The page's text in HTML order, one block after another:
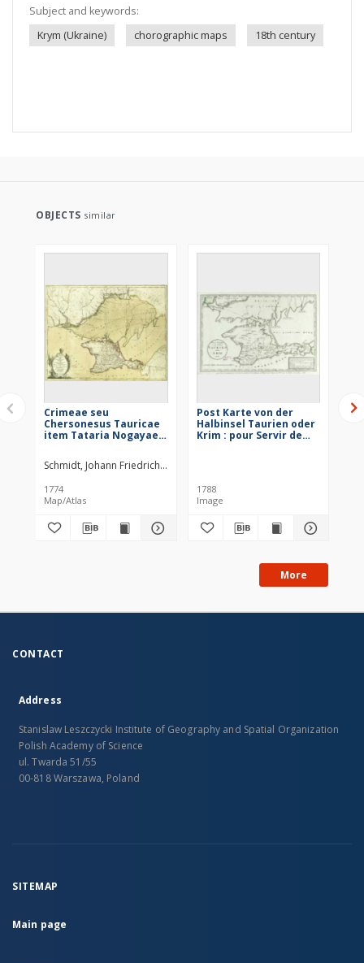
Subject and keywords:
Krym (Ukraine)
chorographic maps 18th century
OBJECTS similar
Crimeae seu
Chersonesus Tauricae
item Tataria Nogayae
Geographica
Schmidt, Johann Friedrich (fl. 1730-1785)
1774
Map/Atlas
Post Karte von der
Halbinsel Taurien oder
Krim : pour Servir de
de 1787 entre la Rußie
et les Turcs
1788
Image
More
CONTACT
Address
Stanislaw Leszczycki Institute of Geography and Spatial Organization
Polish Academy of Science
ul. Twarda 51/55
00-818 Warszawa, Poland
SITEMAP
Main page